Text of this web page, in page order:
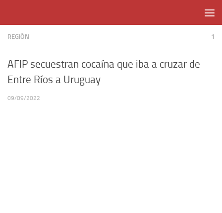
REGIÓN 1
AFIP secuestran cocaína que iba a cruzar de
Entre Ríos a Uruguay
09/09/2022